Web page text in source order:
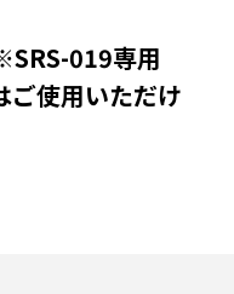
019専用
ご使用いただけ